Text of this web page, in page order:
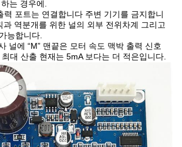
는 경우에.
력 포트는 연결합니다 주변 기기를 금지합니
과 역분개를 위한 널의 외부 전위차계 그리고
능합니다.
널에 “M” 맨끝은 모터 속도 맥박 출력 신호
대 산출 현재는 5mA 보다는 더 적은입니다.